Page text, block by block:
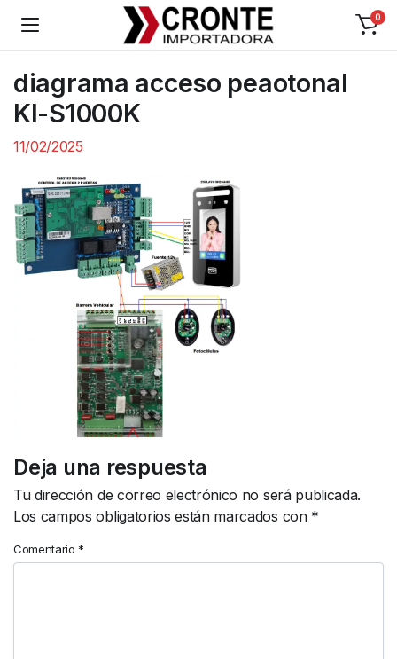
0
diagrama acceso peaotonal
KI-S1000K
11/02/2025
Deja una respuesta
Tu dirección de correo electrónico no será publicada.
Los campos obligatorios están marcados con *
Comentario *